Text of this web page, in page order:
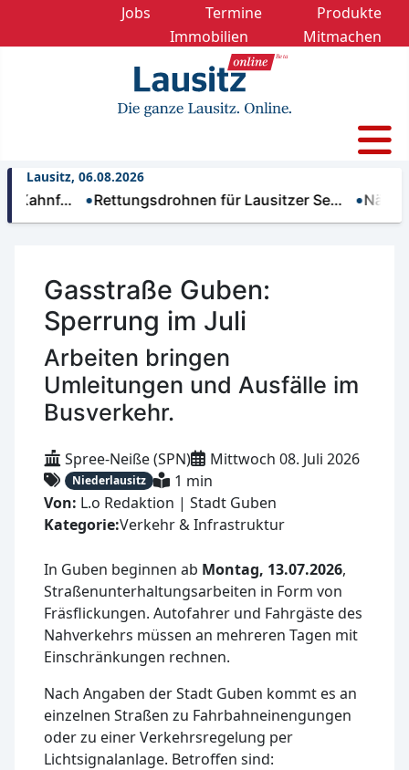
Jobs Termine
Produkte
Immobilien
Mitmachen
Lausitz, 06.08.2026
Rettungsdrohnen für Lausitzer Se… Nächtliche
Gasstraße Guben:
Sperrung im Juli
Arbeiten bringen
Umleitungen und Ausfälle im
Busverkehr.
Spree-Neiße (SPN) Mittwoch 08. Juli 2026
Niederlausitz
1 min
Von: L.o Redaktion | Stadt Guben
Kategorie:Verkehr & Infrastruktur
In Guben beginnen ab Montag, 13.07.2026,
Straßenunterhaltungsarbeiten in Form von
Fräsflickungen. Autofahrer und Fahrgäste des
Nahverkehrs müssen an mehreren Tagen mit
Einschränkungen rechnen.
Nach Angaben der Stadt Guben kommt es an
einzelnen Straßen zu Fahrbahneinengungen
oder zu einer Verkehrsregelung per
Lichtsignalanlage. Betroffen sind: